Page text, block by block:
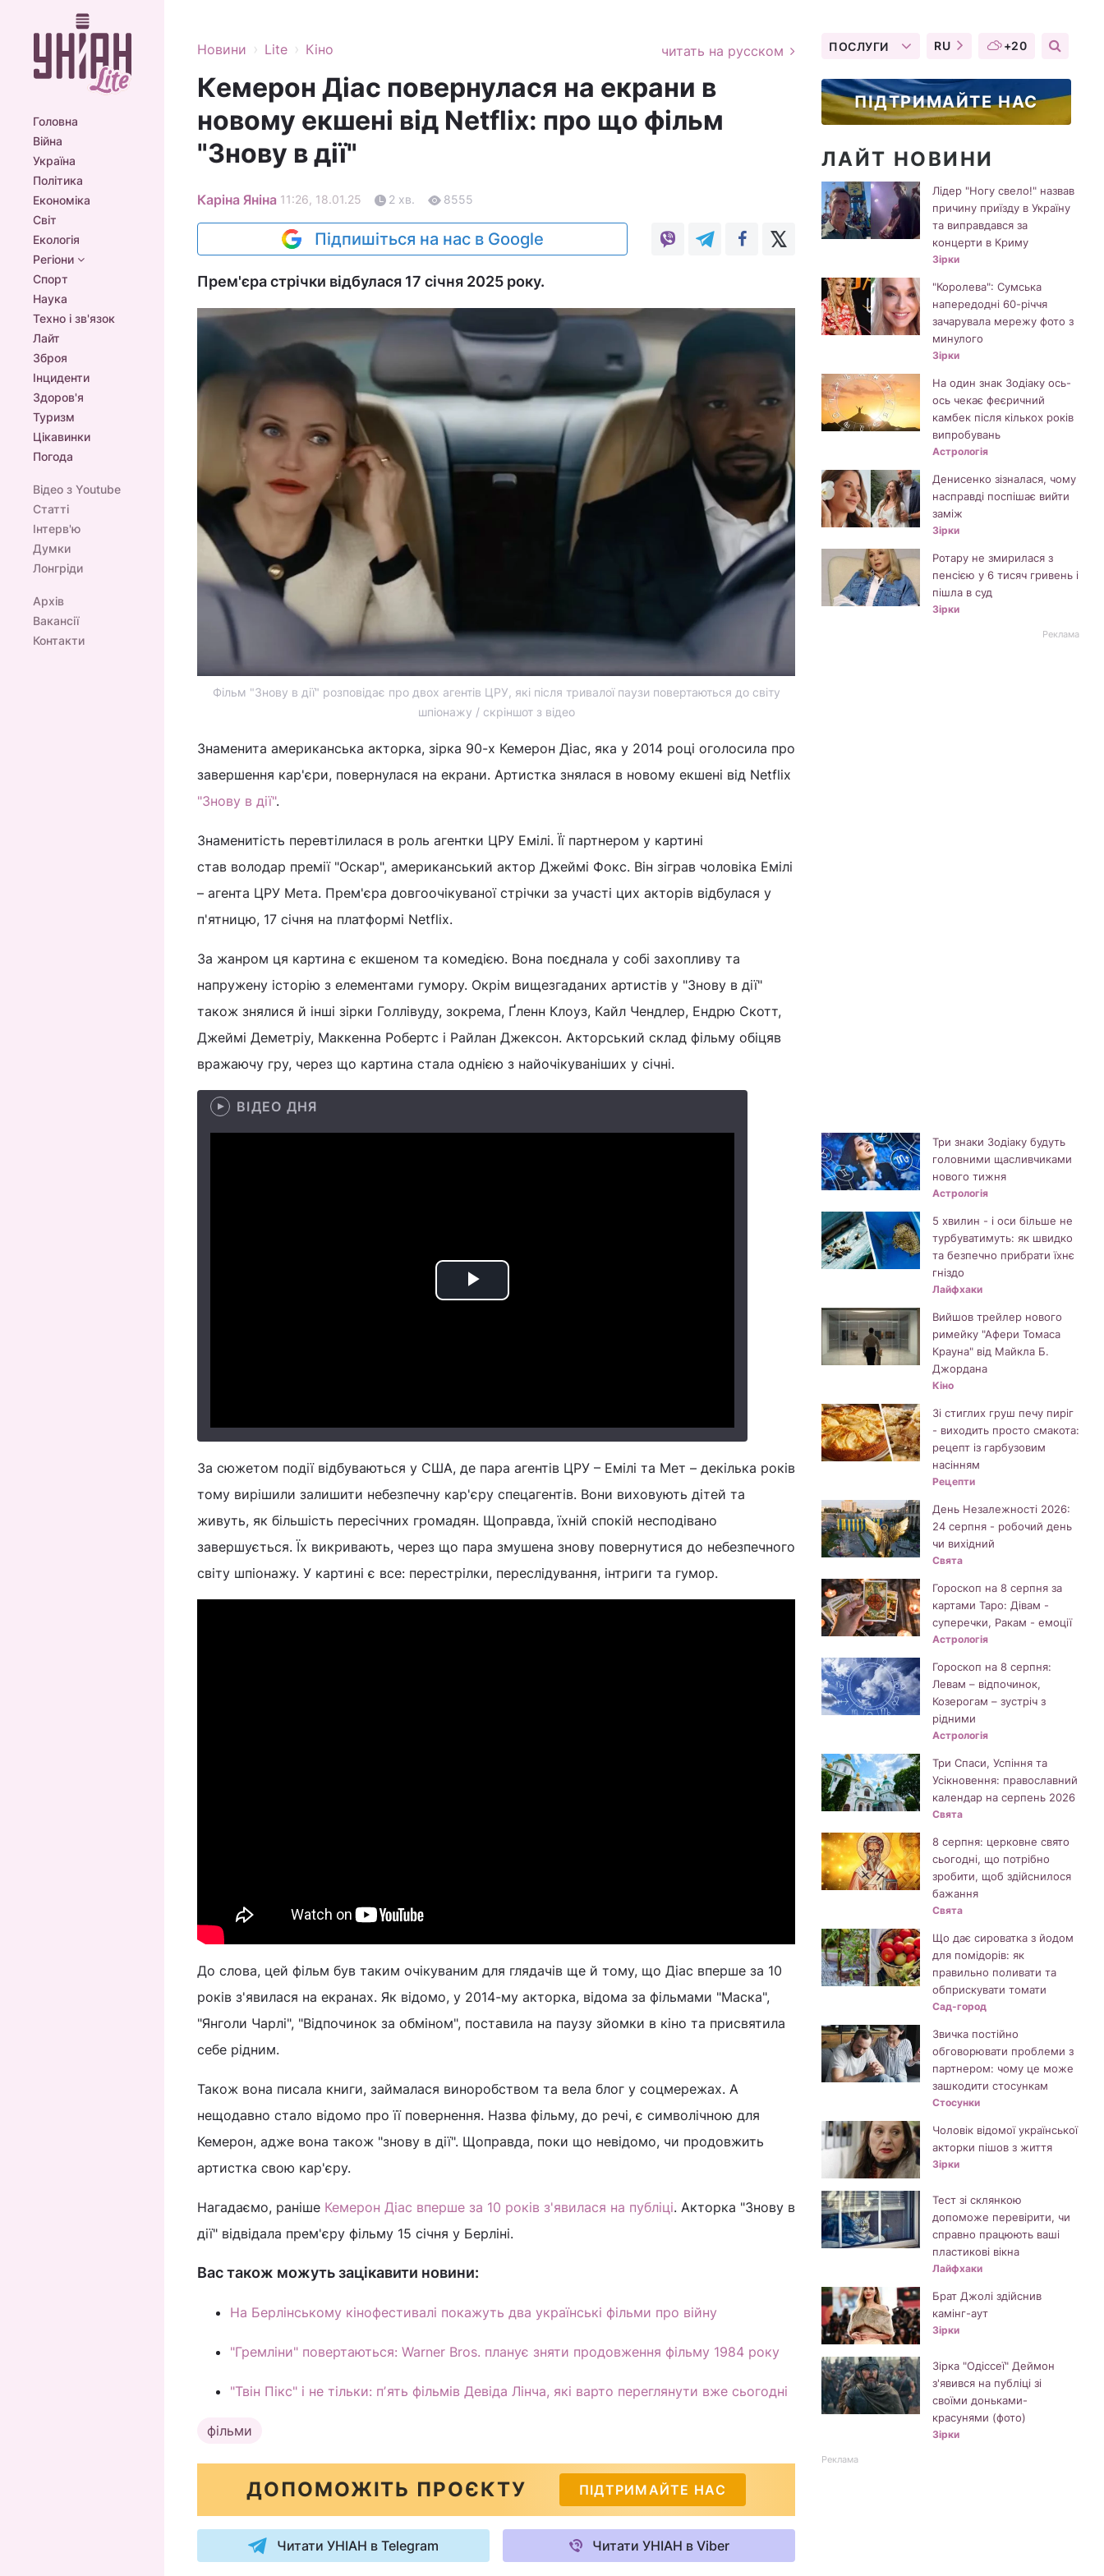
Головна
Війна
Україна
Політика
Економіка
Світ
Екологія
Регіони
Спорт
Наука
Техно і зв'язок
Лайт
Зброя
Інциденти
Здоров'я
Туризм
Цікавинки
Погода
Відео з Youtube
Статті
Інтерв'ю
Думки
Лонгріди
Архів
Вакансії
Контакти
Новини › Lite › Кіно читать на русском
Кемерон Діас повернулася на екрани в
новому екшені від Netflix: про що фільм
"Знову в дії"
Каріна Яніна 11:26, 18.01.25 2 хв. 8555
Підпишіться на нас в Google
Прем'єра стрічки відбулася 17 січня 2025 року.
Фільм "Знову в дії" розповідає про двох агентів ЦРУ, які після тривалої паузи повертаються до світу
шпіонажу / скріншот з відео
Знаменита американська акторка, зірка 90-х Кемерон Діас, яка у 2014 році оголосила про
завершення кар'єри, повернулася на екрани. Артистка знялася в новому екшені від Netflix
"Знову в дії".
Знаменитість перевтілилася в роль агентки ЦРУ Емілі. Її партнером у картині
став володар премії "Оскар", американський актор Джеймі Фокс. Він зіграв чоловіка Емілі
– агента ЦРУ Мета. Прем'єра довгоочікуваної стрічки за участі цих акторів відбулася у
п'ятницю, 17 січня на платформі Netflix.
За жанром ця картина є екшеном та комедією. Вона поєднала у собі захопливу та
напружену історію з елементами гумору. Окрім вищезгаданих артистів у "Знову в дії"
також знялися й інші зірки Голлівуду, зокрема, Ґленн Клоуз, Кайл Чендлер, Ендрю Скотт,
Джеймі Деметріу, Маккенна Робертс і Райлан Джексон. Акторський склад фільму обіцяв
вражаючу гру, через що картина стала однією з найочікуваніших у січні.
ВІДЕО ДНЯ
Play
За сюжетом події відбуваються у США, де пара агентів ЦРУ – Емілі та Мет – декілька років
тому вирішили залишити небезпечну кар'єру спецагентів. Вони виховують дітей та
живуть, як більшість пересічних громадян. Щоправда, їхній спокій несподівано
завершується. Їх викривають, через що пара змушена знову повернутися до небезпечного
світу шпіонажу. У картині є все: перестрілки, переслідування, інтриги та гумор.
До слова, цей фільм був таким очікуваним для глядачів ще й тому, що Діас вперше за 10
років з'явилася на екранах. Як відомо, у 2014-му акторка, відома за фільмами "Маска",
"Янголи Чарлі", "Відпочинок за обміном", поставила на паузу зйомки в кіно та присвятила
себе рідним.
Також вона писала книги, займалася виноробством та вела блог у соцмережах. А
нещодавно стало відомо про її повернення. Назва фільму, до речі, є символічною для
Кемерон, адже вона також "знову в дії". Щоправда, поки що невідомо, чи продовжить
артистка свою кар'єру.
Нагадаємо, раніше Кемерон Діас вперше за 10 років з'явилася на публіці. Акторка "Знову в
дії" відвідала прем'єру фільму 15 січня у Берліні.
Вас також можуть зацікавити новини:
На Берлінському кінофестивалі покажуть два українські фільми про війну
"Гремліни" повертаються: Warner Bros. планує зняти продовження фільму 1984 року
"Твін Пікс" і не тільки: пʼять фільмів Девіда Лінча, які варто переглянути вже сьогодні
фільми
ДОПОМОЖІТЬ ПРОЄКТУ ПІДТРИМАЙТЕ НАС
Читати УНІАН в Telegram Читати УНІАН в Viber
ПОСЛУГИ RU +20
ПІДТРИМАЙТЕ НАС
ЛАЙТ НОВИНИ
Лідер "Ногу свело!" назвав
причину приїзду в Україну
та виправдався за
концерти в Криму
Зірки
"Королева": Сумська
напередодні 60-річчя
зачарувала мережу фото з
минулого
Зірки
На один знак Зодіаку ось-
ось чекає феєричний
камбек після кількох років
випробувань
Астрологія
Денисенко зізналася, чому
насправді поспішає вийти
заміж
Зірки
Ротару не змирилася з
пенсією у 6 тисяч гривень і
пішла в суд
Зірки
Реклама
Три знаки Зодіаку будуть
головними щасливчиками
нового тижня
Астрологія
5 хвилин - і оси більше не
турбуватимуть: як швидко
та безпечно прибрати їхнє
гніздо
Лайфхаки
Вийшов трейлер нового
римейку "Афери Томаса
Крауна" від Майкла Б.
Джордана
Кіно
Зі стиглих груш печу пиріг
- виходить просто смакота:
рецепт із гарбузовим
насінням
Рецепти
День Незалежності 2026:
24 серпня - робочий день
чи вихідний
Свята
Гороскоп на 8 серпня за
картами Таро: Дівам -
суперечки, Ракам - емоції
Астрологія
Гороскоп на 8 серпня:
Левам – відпочинок,
Козерогам – зустріч з
рідними
Астрологія
Три Спаси, Успіння та
Усікновення: православний
календар на серпень 2026
Свята
8 серпня: церковне свято
сьогодні, що потрібно
зробити, щоб здійснилося
бажання
Свята
Що дає сироватка з йодом
для помідорів: як
правильно поливати та
обприскувати томати
Сад-город
Звичка постійно
обговорювати проблеми з
партнером: чому це може
зашкодити стосункам
Стосунки
Чоловік відомої української
акторки пішов з життя
Зірки
Тест зі склянкою
допоможе перевірити, чи
справно працюють ваші
пластикові вікна
Лайфхаки
Брат Джолі здійснив
камінг-аут
Зірки
Зірка "Одіссеї" Деймон
з'явився на публіці зі
своїми доньками-
красунями (фото)
Зірки
Реклама